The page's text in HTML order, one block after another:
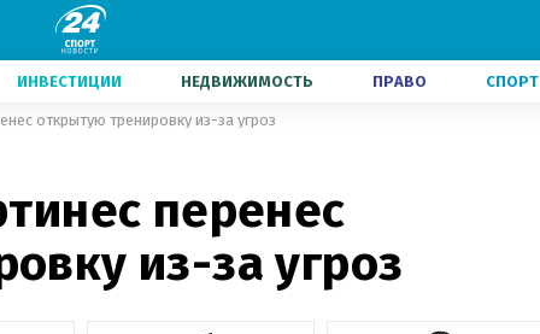
ИНВЕСТИЦИИ НЕДВИЖИМОСТЬ ПРАВО СПОРТ
открытую тренировку из-за угроз
перенес
из-за угроз